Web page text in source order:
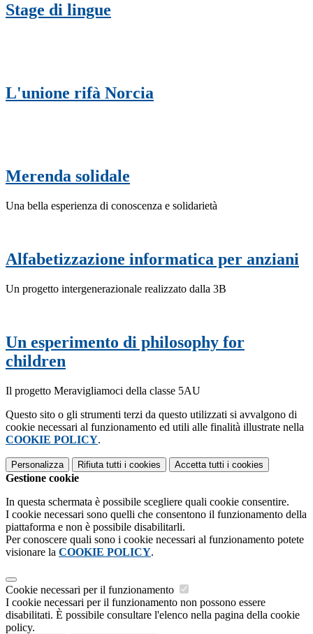
Stage di lingue
L'unione rifà Norcia
Merenda solidale
Una bella esperienza di conoscenza e solidarietà
Alfabetizzazione informatica per anziani
Un progetto intergenerazionale realizzato dalla 3B
Un esperimento di philosophy for
children
Il progetto Meravigliamoci della classe 5AU
Questo sito o gli strumenti terzi da questo utilizzati si avvalgono di
cookie necessari al funzionamento ed utili alle finalità illustrate nella
COOKIE POLICY.
Personalizza Rifiuta tutti i cookies Accetta tutti i cookies
Gestione cookie
In questa schermata è possibile scegliere quali cookie consentire.
I cookie necessari sono quelli che consentono il funzionamento della
piattaforma e non è possibile disabilitarli.
Per conoscere quali sono i cookie necessari al funzionamento potete
visionare la COOKIE POLICY.
Cookie necessari per il funzionamento
I cookie necessari per il funzionamento non possono essere
disabilitati. È possibile consultare l'elenco nella pagina della cookie
policy.